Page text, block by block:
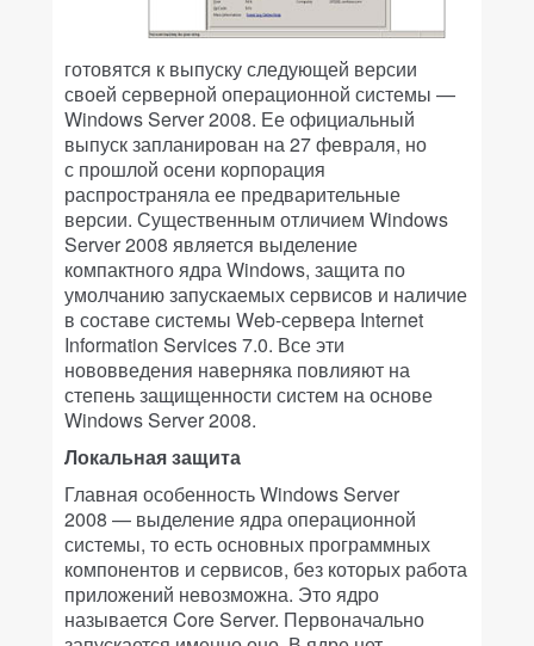
готовятся к выпуску следующей версии
своей серверной операционной системы —
Windows Server 2008. Ее официальный
выпуск запланирован на 27 февраля, но
с прошлой осени корпорация
распространяла ее предварительные
версии. Существенным отличием Windows
Server 2008 является выделение
компактного ядра Windows, защита по
умолчанию запускаемых сервисов и наличие
в составе системы Web-сервера Internet
Information Services 7.0. Все эти
нововведения наверняка повлияют на
степень защищенности систем на основе
Windows Server 2008.
Локальная защита
Главная особенность Windows Server
2008 — выделение ядра операционной
системы, то есть основных программных
компонентов и сервисов, без которых работа
приложений невозможна. Это ядро
называется Core Server. Первоначально